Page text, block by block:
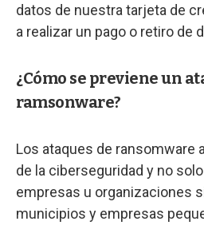
datos de nuestra tarjeta de
a realizar un pago o retiro de
¿Cómo se previene un
ramsonware?
Los ataques de ransomware
de la ciberseguridad y no
empresas u organizaciones
municipios y empresas